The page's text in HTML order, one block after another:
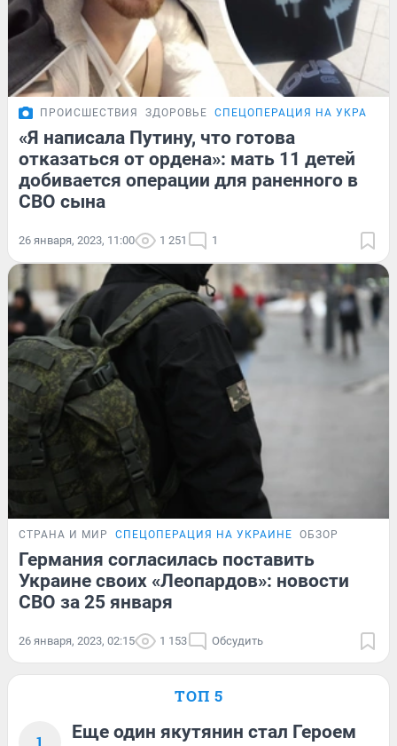
ПРОИСШЕСТВИЯ ЗДОРОВЬЕ СПЕЦОПЕРАЦИЯ НА УКРАИНЕ
«Я написала Путину, что готова
отказаться от ордена»: мать 11 детей
добивается операции для раненного в
СВО сына
26 января, 2023, 11:00 1 251 1
СТРАНА И МИР СПЕЦОПЕРАЦИЯ НА УКРАИНЕ ОБЗОР
Германия согласилась поставить
Украине своих «Леопардов»: новости
СВО за 25 января
26 января, 2023, 02:15 1 153 Обсудить
ТОП 5
1
Еще один якутянин стал Героем